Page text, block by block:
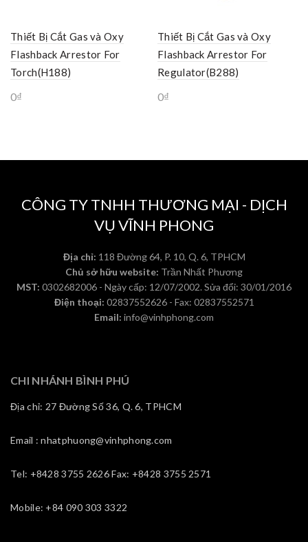
Thiết Bị Cắt Gas và Oxy
Flashback Arrestor For
Torch(H188)
0₫
Thiết Bị Cắt Gas và Oxy
Flashback Arrestor For
Regulator(B288)
0₫
CÔNG TY TNHH THƯƠNG MẠI - DỊCH
VỤ VĨNH PHONG
Địa chỉ: 118 Đường 64, P. 10, Q. 6, TPHCM
Chủ sở hữu website: Trần Nhất Phương
MST: 0302682006 - Ngày cấp: 12/07/2002. Sửa đổi: 30/01/2016
Điện thoại: 02837552626 - Fax: 02837552571
Email: info@vinhphong.com
CHI NHÁNH BÌNH PHÚ
Địa chỉ: 27 Đường Số 36, Q. 6, TPHCM
Email : nhatphuong@vinhphong.com
Tel: +8428 3755 2626 Fax: +8428 3755 2571
Mobile: +84 090 303 3322